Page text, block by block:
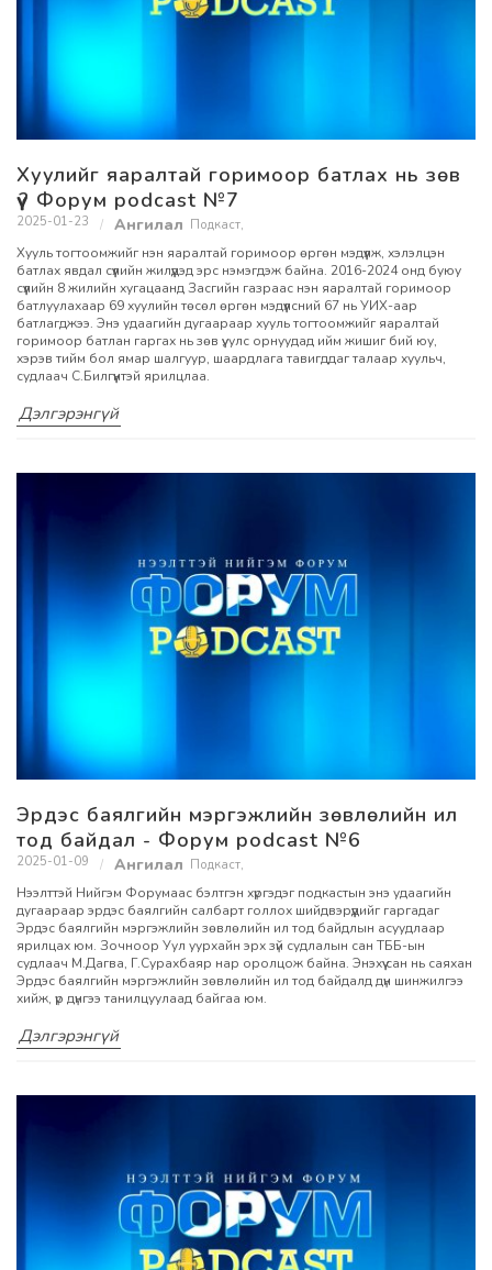
Хуулийг яаралтай горимоор батлах нь зөв
үү? Форум podcast №7
2025-01-23 Подкаст,
Хууль тогтоомжийг нэн яаралтай горимоор өргөн мэдүүлж, хэлэлцэн
батлах явдал сүүлийн жилүүдэд эрс нэмэгдэж байна. 2016-2024 онд буюу
сүүлийн 8 жилийн хугацаанд Засгийн газраас нэн яаралтай горимоор
батлуулахаар 69 хуулийн төсөл өргөн мэдүүлсний 67 нь УИХ-аар
батлагджээ. Энэ удаагийн дугаараар хууль тогтоомжийг яаралтай
горимоор батлан гаргах нь зөв үү, улс орнуудад ийм жишиг бий юу,
хэрэв тийм бол ямар шалгуур, шаардлага тавигддаг талаар хуульч,
судлаач С.Билгүүнтэй ярилцлаа.
Дэлгэрэнгүй
Эрдэс баялгийн мэргэжлийн зөвлөлийн ил
тод байдал - Форум podcast №6
2025-01-09 Подкаст,
Нээлттэй Нийгэм Форумаас бэлтгэн хүргэдэг подкастын энэ удаагийн
дугаараар эрдэс баялгийн салбарт голлох шийдвэрүүдийг гаргадаг
Эрдэс баялгийн мэргэжлийн зөвлөлийн ил тод байдлын асуудлаар
ярилцах юм. Зочноор Уул уурхайн эрх зүй судлалын сан ТББ-ын
судлаач М.Дагва, Г.Сурахбаяр нар оролцож байна. Энэхүү сан нь саяхан
Эрдэс баялгийн мэргэжлийн зөвлөлийн ил тод байдалд дүн шинжилгээ
хийж, үр дүнгээ танилцуулаад байгаа юм.
Дэлгэрэнгүй